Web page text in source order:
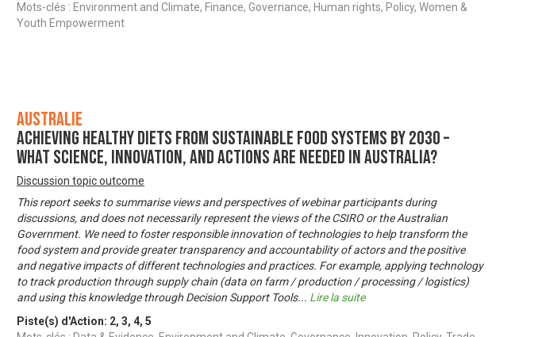
Mots-clés : Environment and Climate, Finance, Governance, Human rights, Policy, Women &
Youth Empowerment
Australie
Achieving healthy diets from sustainable food systems by 2030 –
what science, innovation, and actions are needed in Australia?
Discussion topic outcome
This report seeks to summarise views and perspectives of webinar participants during
discussions, and does not necessarily represent the views of the CSIRO or the Australian
Government. We need to foster responsible innovation of technologies to help transform the
food system and provide greater transparency and accountability of actors and the positive
and negative impacts of different technologies and practices. For example, applying technology
to track production through supply chain (data on farm / production / processing / logistics)
and using this knowledge through Decision Support Tools... Lire la suite
Piste(s) d'Action: 2, 3, 4, 5